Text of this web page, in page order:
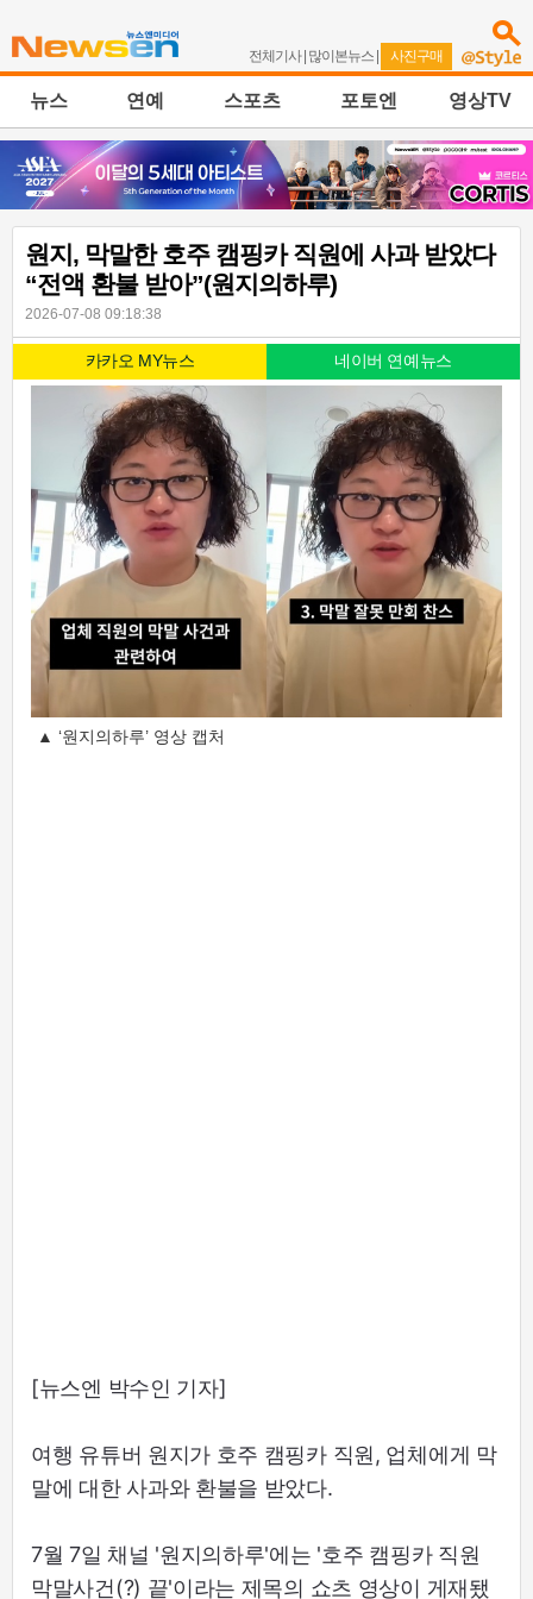
전체기사| 많이본뉴스 | 사진구매
뉴스 연예 스포츠 포토엔 영상TV
원지, 막말한 호주 캠핑카 직원에 사과 받았다
“전액 환불 받아”(원지의하루)
2026-07-08 09:18:38
카카오 MY뉴스 네이버 연예뉴스
▲ ‘원지의하루’ 영상 캡처
[뉴스엔 박수인 기자]
여행 유튜버 원지가 호주 캠핑카 직원, 업체에게 막
말에 대한 사과와 환불을 받았다.
7월 7일 채널 '원지의하루'에는 '호주 캠핑카 직원
막말사건(?) 끝'이라는 제목의 쇼츠 영상이 게재됐